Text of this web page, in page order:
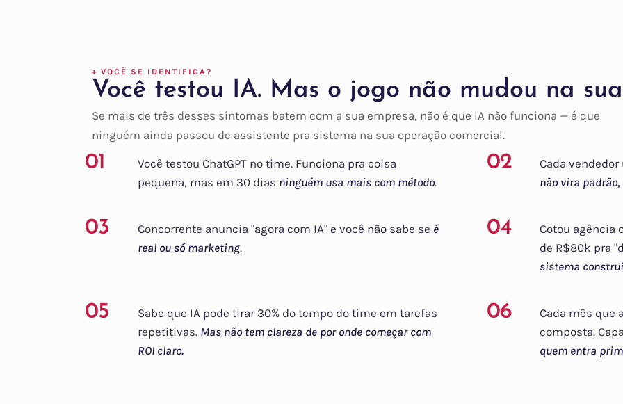
+ VOCÊ SE IDENTIFICA?
Você testou IA. Mas o jogo não mudou na
Se mais de três desses sintomas batem com a sua empresa, não é que IA não funciona — é que
ninguém ainda passou de assistente pra sistema na sua operação comercial.
01
Você testou ChatGPT no time. Funciona pra coisa
pequena, mas em 30 dias ninguém usa mais com método.
02 Cada
não vira padrão,
03 Concorrente anuncia "agora com IA" e você não sabe se é
real ou só marketing.
04
Cotou agência
de R$80k pra
sistema
05
Sabe que IA pode tirar 30% do tempo do time em tarefas
repetitivas. Mas não tem clareza de por onde começar com
ROI claro.
06
Cada mês que
composta.
quem entra